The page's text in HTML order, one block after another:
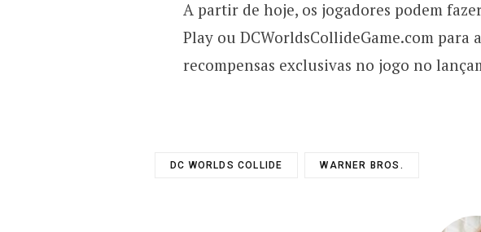
A partir de hoje, os jogadores podem
Play ou DCWorldsCollideGame.com para
recompensas exclusivas no jogo no
DC WORLDS COLLIDE WARNER BROS.